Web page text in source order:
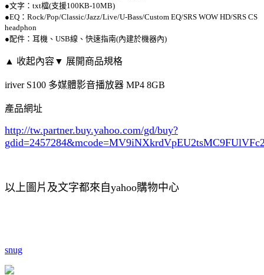
●文字：txt檔(支援100KB-10MB)
●EQ：Rock/Pop/Classic/Jazz/Live/U-Bass/Custom EQ/SRS WOW HD/SRS CS
headphon
●配件：耳機、USB線、快速指南(內建於機器內)
▲ 收起內容▼ 展開商品規格
iriver S100 多媒體影音播放器 MP4 8GB
產品網址
http://tw.partner.buy.yahoo.com/gd/buy?
gdid=2457284
以上圖片及文字都來自yahoo購物中心
snug